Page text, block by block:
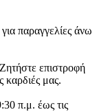
παραγγελίες άνω
επιστροφή
καρδιές μας.
π.μ. έως τις